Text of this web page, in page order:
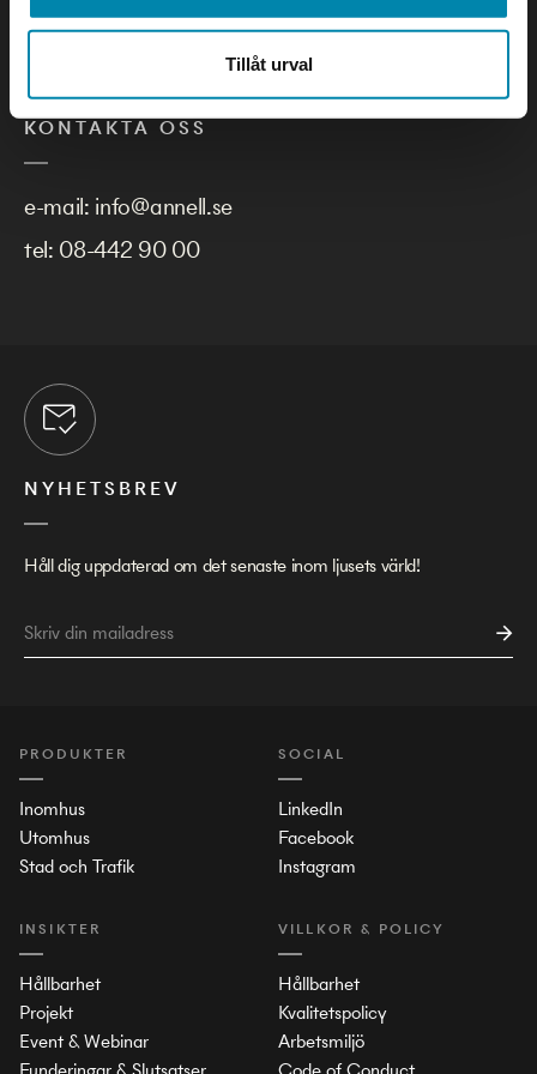
Tillåt urval
KONTAKTA OSS
e-mail: info@annell.se
tel: 08-442 90 00
NYHETSBREV
Håll dig uppdaterad om det senaste inom ljusets värld!
PRODUKTER
Inomhus
Utomhus
Stad och Trafik
INSIKTER
Hållbarhet
Projekt
Event & Webinar
SOCIAL
LinkedIn
Facebook
Instagram
VILLKOR & POLICY
Hållbarhet
Kvalitetspolicy
Arbetsmiljö